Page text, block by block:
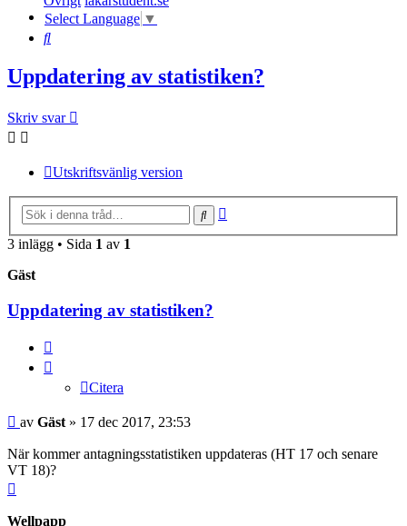
Select Language ▼
Sök
Uppdatering av statistiken?
Skriv svar
Utskriftsvänlig version
Sök
3 inlägg • Sida 1 av 1
Gäst
Uppdatering av statistiken?
Citera
Inlägg
av Gäst » 17 dec 2017, 23:53
När kommer antagningsstatistiken uppdateras (HT 17 och senare
VT 18)?
Wellpapp